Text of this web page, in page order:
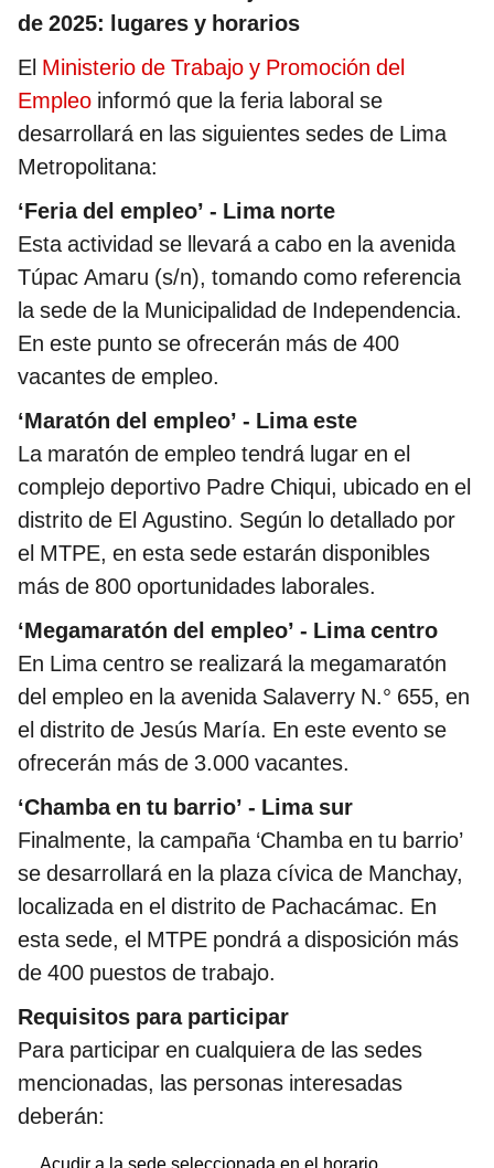
de 2025: lugares y horarios
El Ministerio de Trabajo y Promoción del
Empleo informó que la feria laboral se
desarrollará en las siguientes sedes de Lima
Metropolitana:
‘Feria del empleo’ - Lima norte
Esta actividad se llevará a cabo en la avenida
Túpac Amaru (s/n), tomando como referencia
la sede de la Municipalidad de Independencia.
En este punto se ofrecerán más de 400
vacantes de empleo.
‘Maratón del empleo’ - Lima este
La maratón de empleo tendrá lugar en el
complejo deportivo Padre Chiqui, ubicado en el
distrito de El Agustino. Según lo detallado por
el MTPE, en esta sede estarán disponibles
más de 800 oportunidades laborales.
‘Megamaratón del empleo’ - Lima centro
En Lima centro se realizará la megamaratón
del empleo en la avenida Salaverry N.° 655, en
el distrito de Jesús María. En este evento se
ofrecerán más de 3.000 vacantes.
‘Chamba en tu barrio’ - Lima sur
Finalmente, la campaña ‘Chamba en tu barrio’
se desarrollará en la plaza cívica de Manchay,
localizada en el distrito de Pachacámac. En
esta sede, el MTPE pondrá a disposición más
de 400 puestos de trabajo.
Requisitos para participar
Para participar en cualquiera de las sedes
mencionadas, las personas interesadas
deberán:
Acudir a la sede seleccionada en el horario